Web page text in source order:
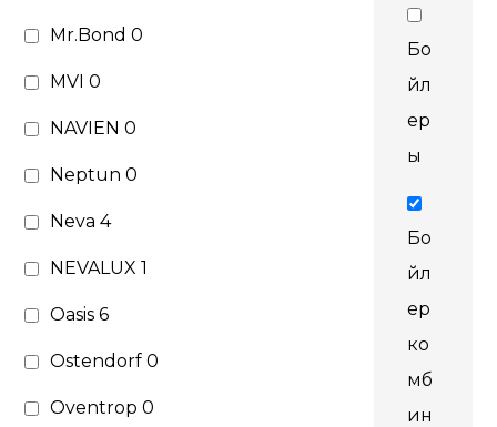
Mr.Bond0
MVI0
NAVIEN0
Neptun0
Neva4
NEVALUX1
Oasis6
Ostendorf0
Oventrop0
Бо
йл
ер
ы
Бо
йл
ер
ко
мб
ин